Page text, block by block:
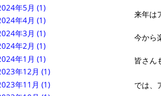
年5月 (1)
年4月 (1)
年3月 (1)
年2月 (1)
年1月 (1)
年12月 (1)
年11月 (1)
来年は
今から
皆さん
では、